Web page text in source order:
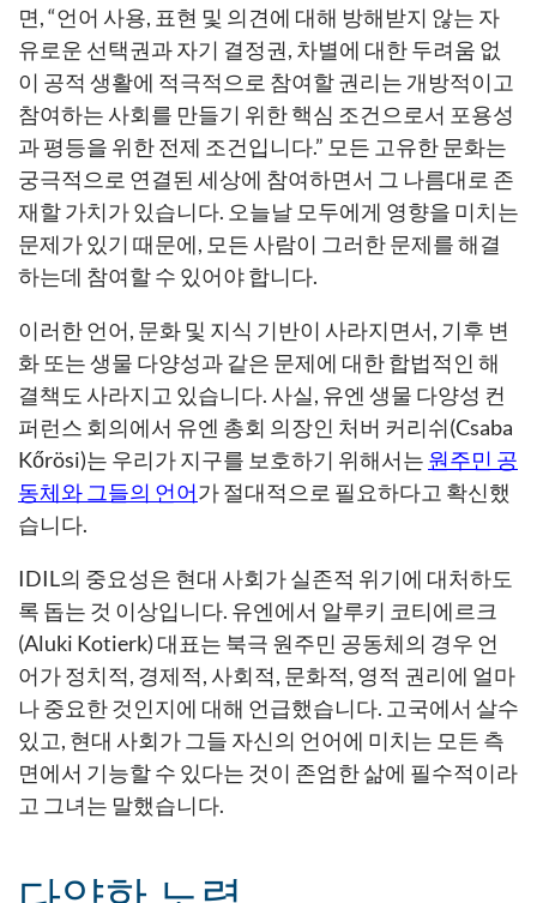
면, “언어 사용, 표현 및 의견에 대해 방해받지 않는 자
유로운 선택권과 자기 결정권, 차별에 대한 두려움 없
이 공적 생활에 적극적으로 참여할 권리는 개방적이고
참여하는 사회를 만들기 위한 핵심 조건으로서 포용성
과 평등을 위한 전제 조건입니다.” 모든 고유한 문화는
궁극적으로 연결된 세상에 참여하면서 그 나름대로 존
재할 가치가 있습니다. 오늘날 모두에게 영향을 미치는
문제가 있기 때문에, 모든 사람이 그러한 문제를 해결
하는데 참여할 수 있어야 합니다.
이러한 언어, 문화 및 지식 기반이 사라지면서, 기후 변
화 또는 생물 다양성과 같은 문제에 대한 합법적인 해
결책도 사라지고 있습니다. 사실, 유엔 생물 다양성 컨
퍼런스 회의에서 유엔 총회 의장인 처버 커리쉬(Csaba
Kőrösi)는 우리가 지구를 보호하기 위해서는 원주민 공
동체와 그들의 언어가 절대적으로 필요하다고 확신했
습니다.
IDIL의 중요성은 현대 사회가 실존적 위기에 대처하도
록 돕는 것 이상입니다. 유엔에서 알루키 코티에르크
(Aluki Kotierk) 대표는 북극 원주민 공동체의 경우 언
어가 정치적, 경제적, 사회적, 문화적, 영적 권리에 얼마
나 중요한 것인지에 대해 언급했습니다. 고국에서 살수
있고, 현대 사회가 그들 자신의 언어에 미치는 모든 측
면에서 기능할 수 있다는 것이 존엄한 삶에 필수적이라
고 그녀는 말했습니다.